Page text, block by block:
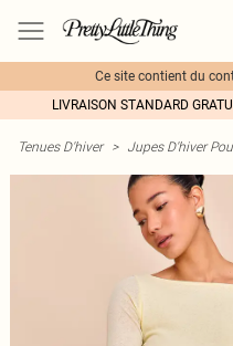
Ce site contient du
LIVRAISON STANDARD
Tenues D'hiver > Jupes D'hiver